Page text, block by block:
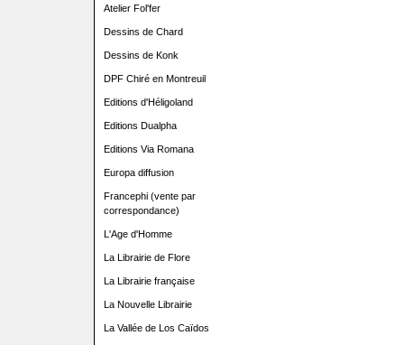
Atelier Fol'fer
Dessins de Chard
Dessins de Konk
DPF Chiré en Montreuil
Editions d'Héligoland
Editions Dualpha
Editions Via Romana
Europa diffusion
Francephi (vente par
correspondance)
L'Age d'Homme
La Librairie de Flore
La Librairie française
La Nouvelle Librairie
La Vallée de Los Caïdos